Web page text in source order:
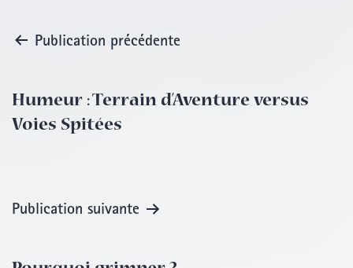
de
Publication précédente
Humeur : Terrain d’Aventure versus
Voies Spitées
Publication suivante